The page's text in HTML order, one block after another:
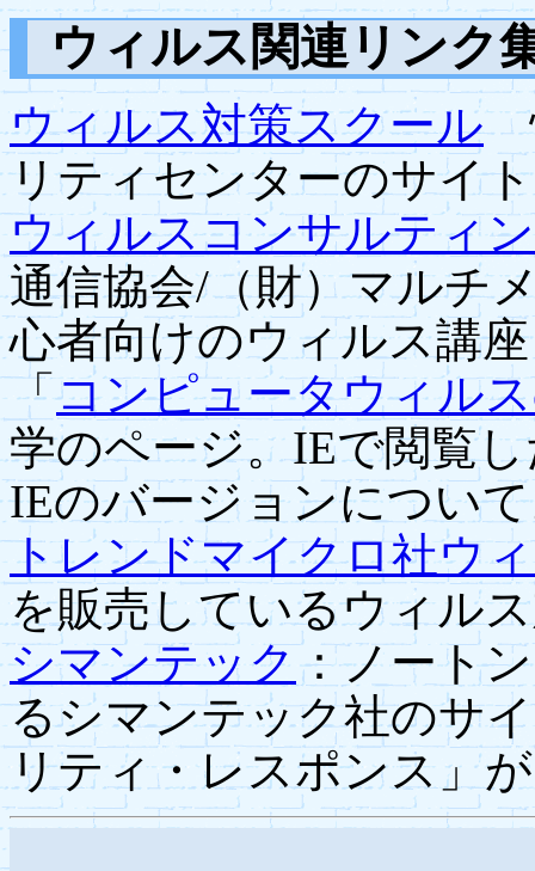
ウィルス関連リンク
ウィルス対策スクール
リティセンターのサイ
ウィルスコンサルティ
通信協会/（財）マルチ
心者向けのウィルス講座
「コンピュータウィル
学のページ。IEで閲覧
IEのバージョンについ
トレンドマイクロ社ウ
を販売しているウィル
シマンテック：ノート
るシマンテック社のサ
リティ・レスポンス」